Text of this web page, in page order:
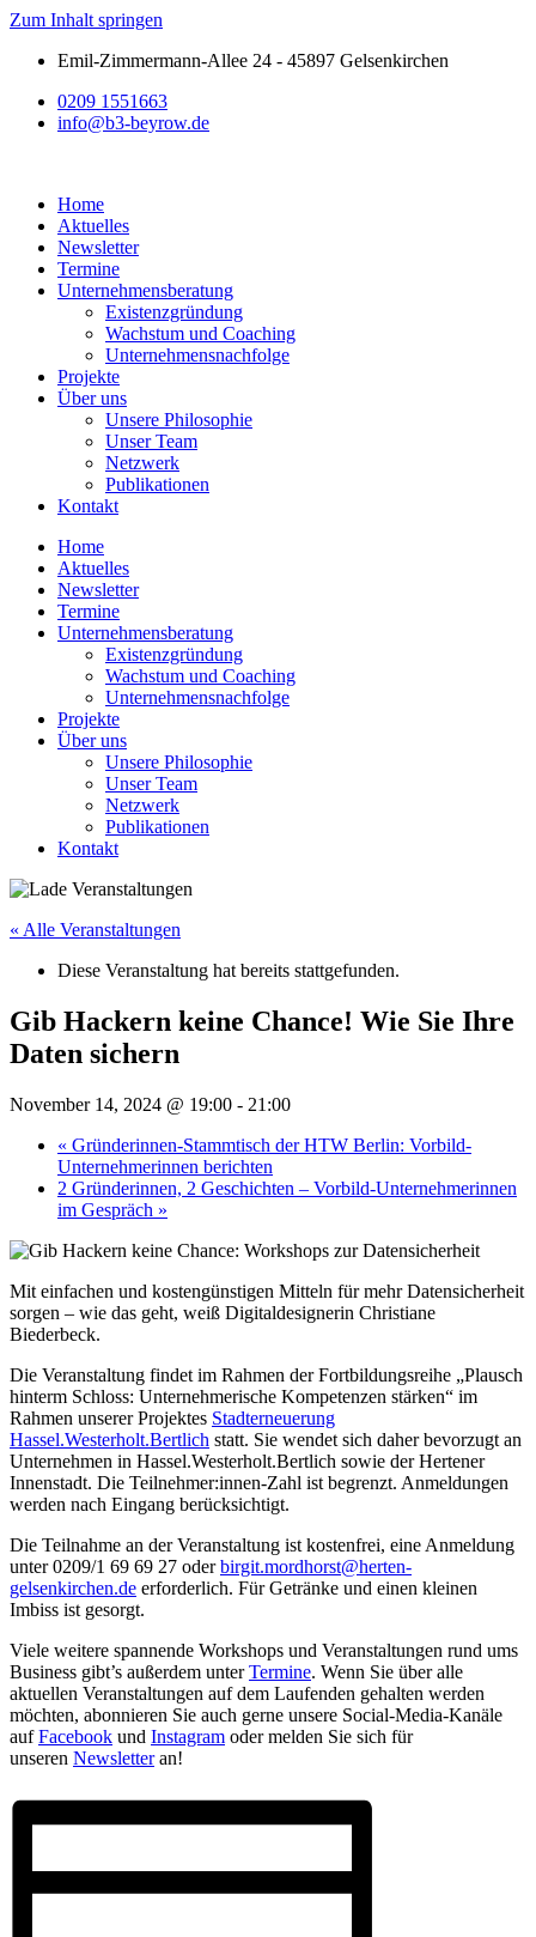
Zum Inhalt springen
Emil-Zimmermann-Allee 24 - 45897 Gelsenkirchen
0209 1551663
info@b3-beyrow.de
Home
Aktuelles
Newsletter
Termine
Unternehmensberatung
Existenzgründung
Wachstum und Coaching
Unternehmensnachfolge
Projekte
Über uns
Unsere Philosophie
Unser Team
Netzwerk
Publikationen
Kontakt
Home
Aktuelles
Newsletter
Termine
Unternehmensberatung
Existenzgründung
Wachstum und Coaching
Unternehmensnachfolge
Projekte
Über uns
Unsere Philosophie
Unser Team
Netzwerk
Publikationen
Kontakt
« Alle Veranstaltungen
Diese Veranstaltung hat bereits stattgefunden.
Gib Hackern keine Chance! Wie Sie Ihre
Daten sichern
November 14, 2024 @ 19:00 - 21:00
« Gründerinnen-Stammtisch der HTW Berlin: Vorbild-
Unternehmerinnen berichten
2 Gründerinnen, 2 Geschichten – Vorbild-Unternehmerinnen
im Gespräch »
Mit einfachen und kostengünstigen Mitteln für mehr Datensicherheit
sorgen – wie das geht, weiß Digitaldesignerin Christiane
Biederbeck.
Die Veranstaltung findet im Rahmen der Fortbildungsreihe „Plausch
hinterm Schloss: Unternehmerische Kompetenzen stärken“ im
Rahmen unserer Projektes Stadterneuerung
Hassel.Westerholt.Bertlich statt. Sie wendet sich daher bevorzugt an
Unternehmen in Hassel.Westerholt.Bertlich sowie der Hertener
Innenstadt. Die Teilnehmer:innen-Zahl ist begrenzt. Anmeldungen
werden nach Eingang berücksichtigt.
Die Teilnahme an der Veranstaltung ist kostenfrei, eine Anmeldung
unter 0209/1 69 69 27 oderbirgit.mordhorst@herten-
gelsenkirchen.de erforderlich. Für Getränke und einen kleinen
Imbiss ist gesorgt.
Viele weitere spannende Workshops und Veranstaltungen rund ums
Business gibt’s außerdem unterTermine. Wenn Sie über alle
aktuellen Veranstaltungen auf dem Laufenden gehalten werden
möchten, abonnieren Sie auch gerne unsere Social-Media-Kanäle
aufFacebook und Instagram oder melden Sie sich für
unseren Newsletteran!